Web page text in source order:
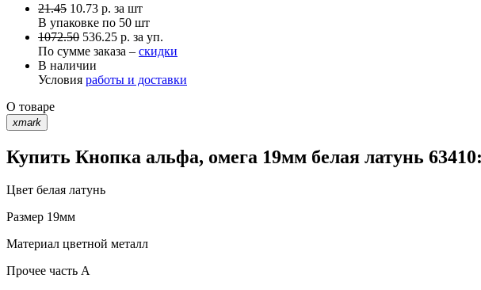
21.45 10.73 р. за шт
В упаковке по 50 шт
1072.50 536.25 р. за уп.
По сумме заказа – скидки
В наличии
Условия работы и доставки
О товаре
xmark
Купить Кнопка альфа, омега 19мм белая латунь
Цвет белая латунь
Размер 19мм
Материал цветной металл
Прочее часть A